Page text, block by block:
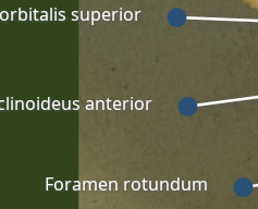
Foramen rotundum
superior
anterior